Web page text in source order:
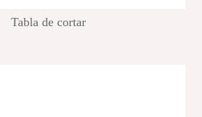
Tabla de cortar